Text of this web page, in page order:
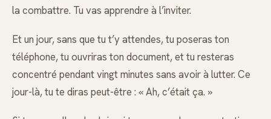
la combattre. Tu vas apprendre à l’inviter.
Et un jour, sans que tu t’y attendes, tu poseras ton
téléphone, tu ouvriras ton document, et tu resteras
concentré pendant vingt minutes sans avoir à lutter. Ce
jour-là, tu te diras peut-être : « Ah, c’était ça. »